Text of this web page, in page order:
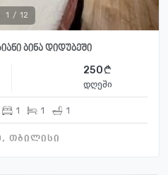
1 / 12
ბინა დიდუბეში
250
დღეში
1 1 1
თბილისი